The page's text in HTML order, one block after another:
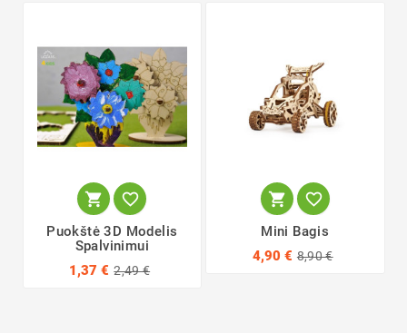
 
Puokštė 3D Modelis
Spalvinimui
1,37 € 2,49 €
 
Mini Bagis
4,90 € 8,90 €